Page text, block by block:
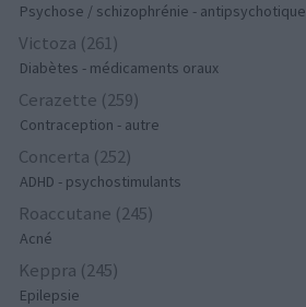
Psychose / schizophrénie - antipsychotique
Victoza (261)
Diabètes - médicaments oraux
Cerazette (259)
Contraception - autre
Concerta (252)
ADHD - psychostimulants
Roaccutane (245)
Acné
Keppra (245)
Epilepsie